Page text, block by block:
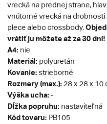
vrecká na prednej strane,
vnútorné vrecká na drobnosti
plece alebo crossbody.
vrátiť ju môžete až za 30 dní!
A4: nie
Materiál: polyuretán
Kovanie: strieborné
Rozmery (max.): 28 x 28 x 10
Výška ucha: -
Dĺžka popruhu: nastaviteľná
Kód tovaru: PB105